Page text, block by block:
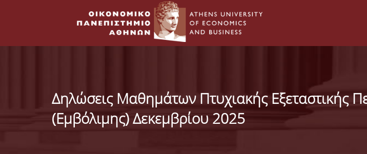
Δηλώσεις Μαθημάτων Πτυχιακής Εξεταστικής
(Εμβόλιμης) Δεκεμβρίου 2025